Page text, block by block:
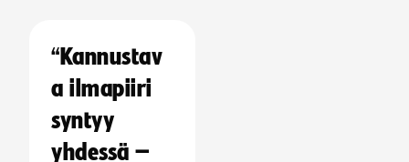
“Kannustav
a ilmapiiri
syntyy
yhdessä –